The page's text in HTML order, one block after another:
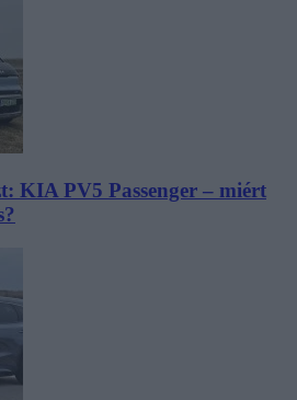
KIA PV5 Passenger – miért